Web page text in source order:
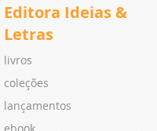
Editora Ideias &
Letras
livros
coleções
lançamentos
ebook